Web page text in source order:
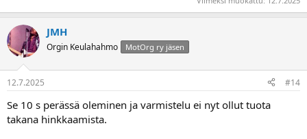
JMH
Orgin Keulahahmo MotOrg ry jäsen
12.7.2025 #14
Se 10 s perässä oleminen ja varmistelu ei nyt ollut tuota
takana hinkkaamista.